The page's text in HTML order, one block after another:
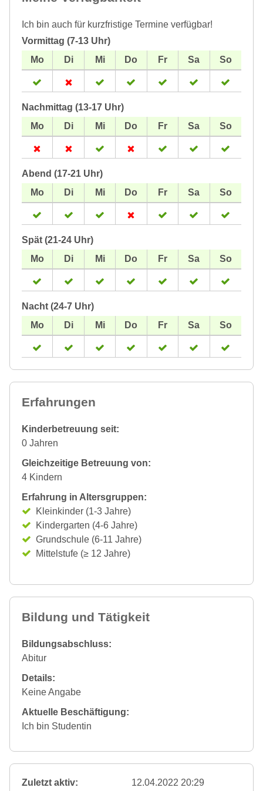
Ich bin auch für kurzfristige Termine verfügbar!
Vormittag (7-13 Uhr)
Nachmittag (13-17 Uhr)
Abend (17-21 Uhr)
Spät (21-24 Uhr)
Nacht (24-7 Uhr)
Erfahrungen
Kinderbetreuung seit:
0 Jahren
Gleichzeitige Betreuung von:
4 Kindern
Erfahrung in Altersgruppen:
Kleinkinder (1-3 Jahre)
Kindergarten (4-6 Jahre)
Grundschule (6-11 Jahre)
Mittelstufe (≥ 12 Jahre)
Bildung und Tätigkeit
Bildungsabschluss:
Abitur
Details:
Keine Angabe
Aktuelle Beschäftigung:
Ich bin Studentin
Zuletzt aktiv:
12.04.2022 20:29